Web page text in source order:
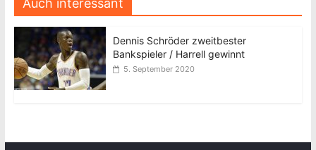
Auch interessant
Dennis Schröder zweitbester
Bankspieler / Harrell gewinnt
5. September 2020